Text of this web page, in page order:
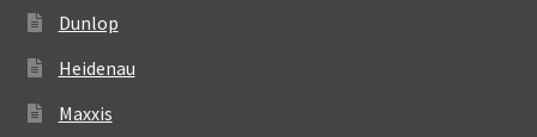
Dunlop
Heidenau
Maxxis